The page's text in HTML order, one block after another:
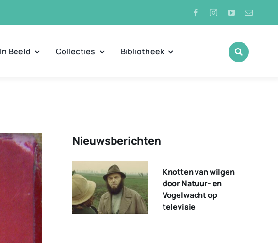
In Beeld Collecties Bibliotheek
Nieuwsberichten
Knotten van wilgen
door Natuur- en
Vogelwacht op
televisie